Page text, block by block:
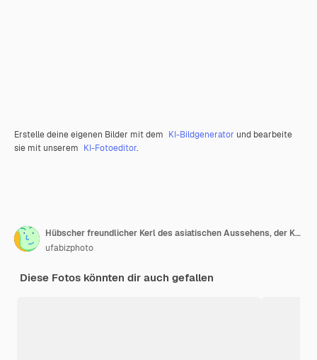
Erstelle deine eigenen Bilder mit dem KI-Bildgenerator und bearbeite
sie mit unserem KI-Fotoeditor.
Hübscher freundlicher Kerl des asiatischen Aussehens, der Kamera lächelnd betrachtet
ufabizphoto
Diese Fotos könnten dir auch gefallen